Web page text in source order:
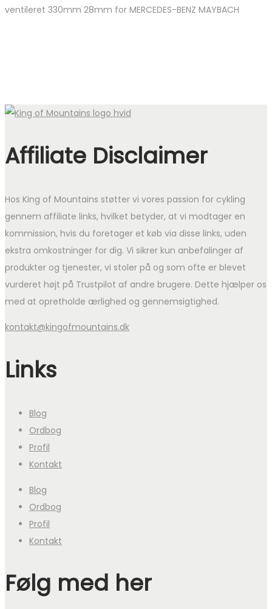
ventileret 330mm 28mm for MERCEDES-BENZ MAYBACH
Affiliate Disclaimer
Hos King of Mountains støtter vi vores passion for cykling
gennem affiliate links, hvilket betyder, at vi modtager en
kommission, hvis du foretager et køb via disse links, uden
ekstra omkostninger for dig. Vi sikrer kun anbefalinger af
produkter og tjenester, vi stoler på og som ofte er blevet
vurderet højt på Trustpilot af andre brugere. Dette hjælper os
med at opretholde ærlighed og gennemsigtighed.
kontakt@kingofmountains.dk
Links
Blog
Ordbog
Profil
Kontakt
Blog
Ordbog
Profil
Kontakt
Følg med her